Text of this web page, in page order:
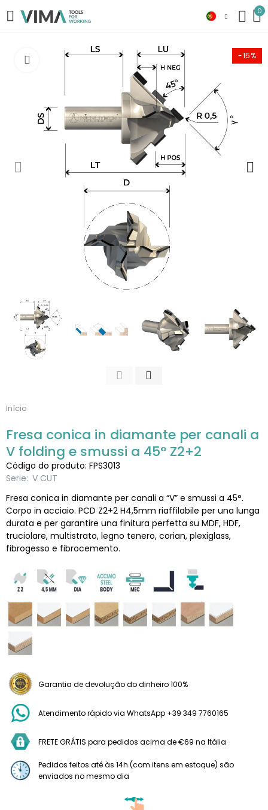
0
-15%
Click to enlarge
Início
Fresa conica in diamante per canali a
V folding e smussi a 45° Z2+2
Código do produto: FPS3013
Serie: V CUT
Fresa conica in diamante per canali a “V” e smussi a 45°.
Corpo in acciaio. PCD Z2+2 H4,5mm riaffilabile per una lunga
durata e per garantire una finitura perfetta su MDF, HDF,
truciolare, multistrato, legno tenero, corian, plexiglass,
fibrogesso e fibrocemento.
Garantia de devolução do dinheiro 100%
Atendimento rápido via WhatsApp +39 349 7760165
FRETE GRÁTIS para pedidos acima de €69 na Itália
Pedidos feitos até às 14h (com itens em estoque) são
enviados no mesmo dia